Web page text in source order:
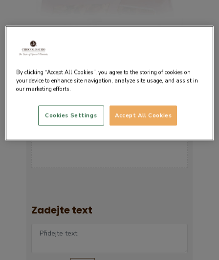
Nahrajte fotografii
Zadejte text
By clicking “Accept All Cookies”, you agree to the storing of cookies on
your device to enhance site navigation, analyze site usage, and assist in
our marketing efforts.
Accept All Cookies
Cookies Settings